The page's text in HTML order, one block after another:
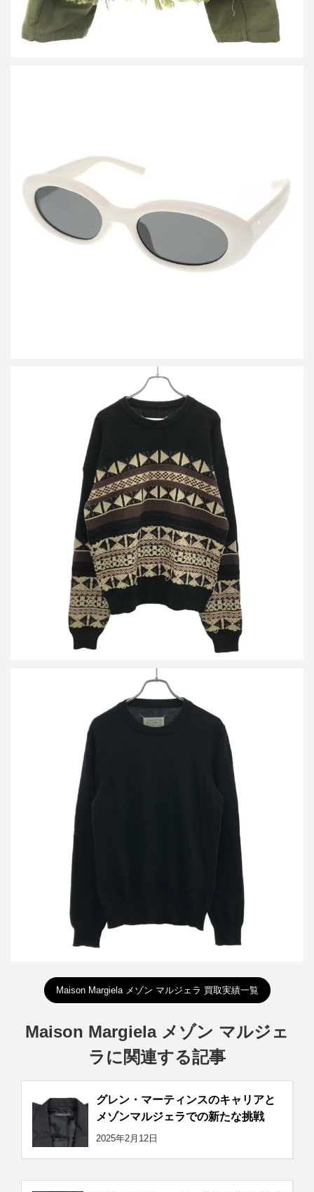
メゾン マルジェラ ジェントルモンスター MM107 LETHER サング
買取金額15,000円
詳しく見る
メゾン マルジェラ 17AW ジャガードニットセーター S50HA0728
S16014
買取金額16,800円
詳しく見る
メゾン マルジェラ 17AW エルボーパッチウールニットセーター
Maison Margiela メゾン マルジェラ 買取実績一覧
Maison Margiela メゾン マルジェ
ラに関連する記事
グレン・マーティンスのキャリアと
メゾンマルジェラでの新たな挑戦
2025年2月12日